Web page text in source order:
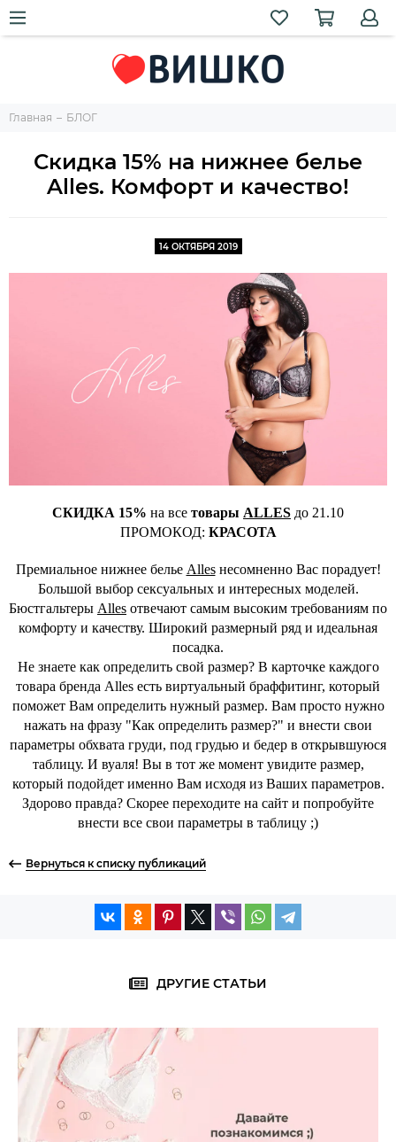
Главная БЛОГ
Скидка 15% на нижнее белье
Alles. Комфорт и качество!
14 ОКТЯБРЯ 2019
СКИДКА 15% на все товары ALLES до 21.10
ПРОМОКОД: КРАСОТА
Премиальное нижнее белье Allesнесомненно Вас порадует!
Большой выбор сексуальных и интересных моделей.
Бюстгальтеры Alles отвечают самым высоким требованиям по
комфорту и качеству. Широкий размерный ряд и идеальная
посадка.
Не знаете как определить свой размер? В карточке каждого
товара бренда Alles есть виртуальный браффитинг, который
поможет Вам определить нужный размер. Вам просто нужно
нажать на фразу "Как определить размер?" и внести свои
параметры обхвата груди, под грудью и бедер в открывшуюся
таблицу. И вуаля! Вы в тот же момент увидите размер,
который подойдет именно Вам исходя из Ваших параметров.
Здорово правда? Скорее переходите на сайт и попробуйте
внести все свои параметры в таблицу ;)
Вернуться к списку публикаций
ДРУГИЕ СТАТЬИ